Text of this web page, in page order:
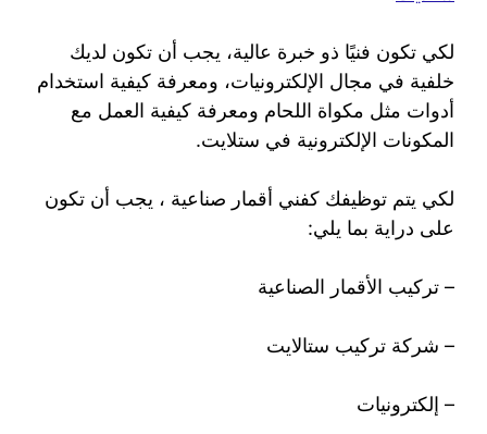
لكي تكون فنيًا ذو خبرة عالية، يجب أن تكون لديك
خلفية في مجال الإلكترونيات، ومعرفة كيفية استخدام
أدوات مثل مكواة اللحام ومعرفة كيفية العمل مع
المكونات الإلكترونية في ستلايت.
لكي يتم توظيفك كفني أقمار صناعية ، يجب أن تكون
على دراية بما يلي:
– تركيب الأقمار الصناعية
– شركة تركيب ستالايت
– إلكترونيات